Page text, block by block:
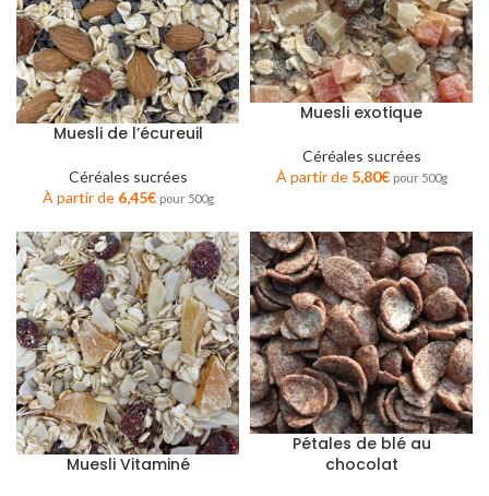
Muesli de l’écureuil
Céréales sucrées
À partir de 6,45€ pour 500g
Muesli exotique
Céréales sucrées
À partir de 5,80€ pour 500g
Muesli Vitaminé
Pétales de blé au
chocolat